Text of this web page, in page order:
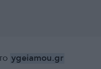
ygeiamou.gr